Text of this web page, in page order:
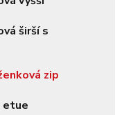
širší s
zip
etue